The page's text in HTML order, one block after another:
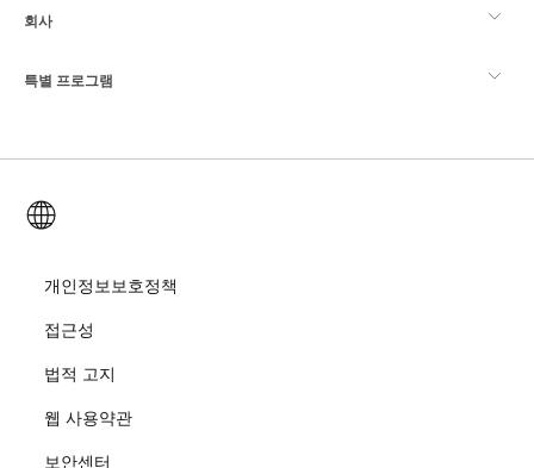
Esri 스토어
ArcGIS Blog
사용자 리서치 및 테스트
Esri Young Professionals Network
이벤트
GIS란?
로케이션 인텔리전스
교육
ArcUser
ArcNews
Esri 보도
회사
Esri 정보
채용
오픈 비전
기업윤리강령
특별 프로그램
ArcGIS for Student Use
재난 대응
교육
개인정보보호정책
접근성
법적 고지
웹 사용약관
보안센터